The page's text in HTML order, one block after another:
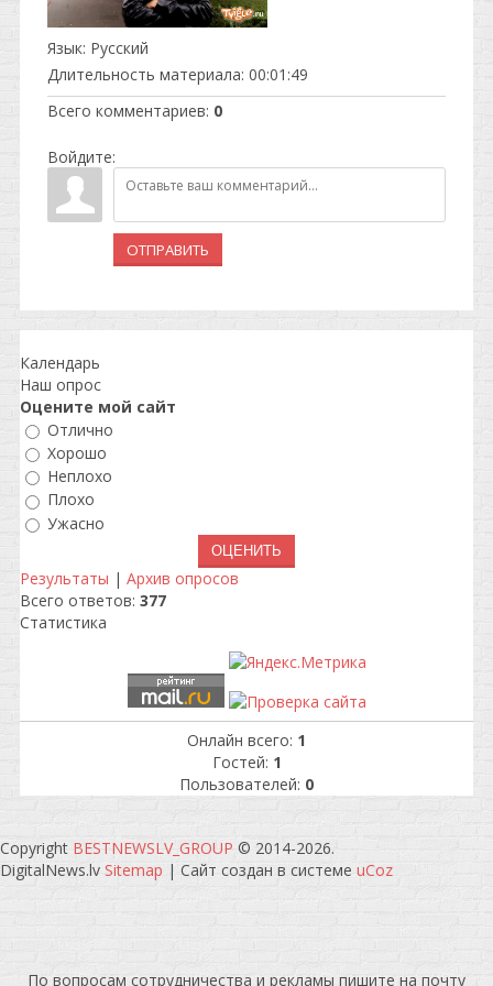
Язык: Русский
Длительность материала: 00:01:49
Всего комментариев: 0
Войдите:
ОТПРАВИТЬ
Календарь
Наш опрос
Оцените мой сайт
Отлично
Хорошо
Неплохо
Плохо
Ужасно
Результаты | Архив опросов
Всего ответов: 377
Статистика
Онлайн всего: 1
Гостей: 1
Пользователей: 0
Copyright BESTNEWSLV_GROUP © 2014-2026.
DigitalNews.lv Sitemap | Сайт создан в системе uCoz
По вопросам сотрудничества и рекламы пишите на почту